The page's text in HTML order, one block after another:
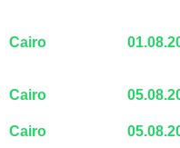
Cairo
Cairo
Cairo